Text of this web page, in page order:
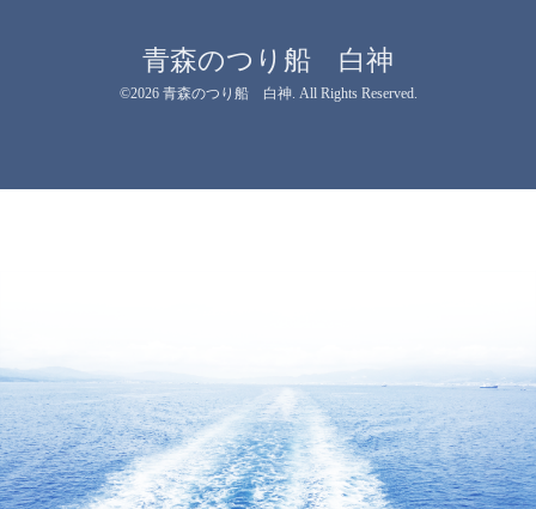
青森のつり船 白神
©2026 青森のつり船 白神. All Rights Reserved.